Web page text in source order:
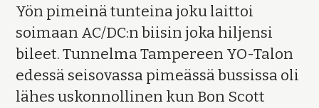
Yön pimeinä tunteina joku laittoi
soimaan AC/DC:n biisin joka hiljensi
bileet. Tunnelma Tampereen YO-Talon
edessä seisovassa pimeässä bussissa oli
lähes uskonnollinen kun Bon Scott